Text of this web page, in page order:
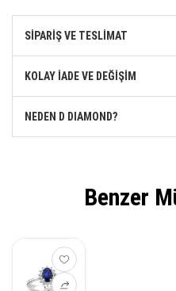
SİPARİŞ VE TESLİMAT
KOLAY İADE VE DEĞİŞİM
NEDEN D DIAMOND?
Benzer